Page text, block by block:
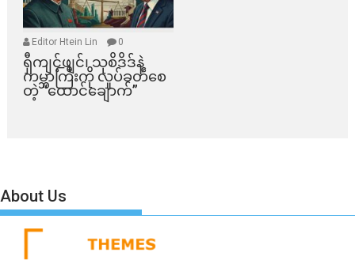
Editor Htein Lin 0
ရှီကျင့်ဖျင်၊ သုစိဒိဒ်နဲ့
ကမ္ဘာကြီးကို လှုပ်ခတ်စေ
တဲ့ “ထောင်ချောက်”
About Us